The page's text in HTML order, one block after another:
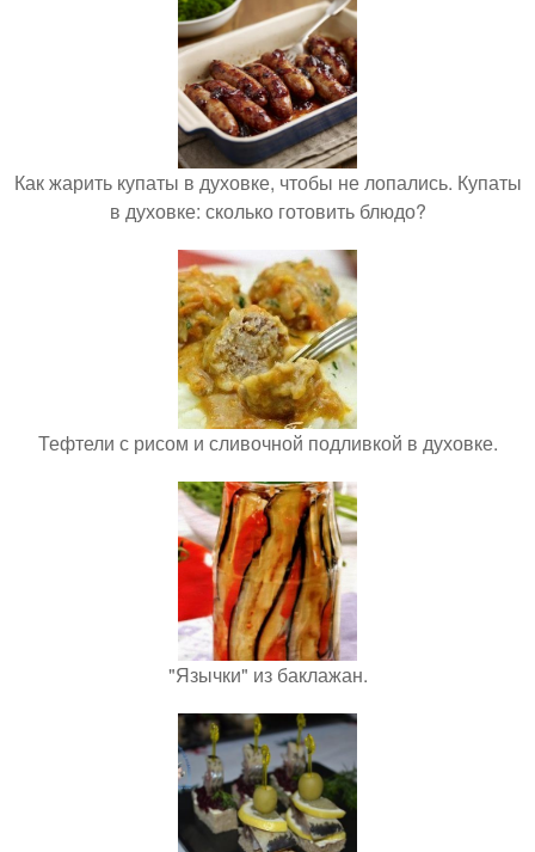
Как жарить купаты в духовке, чтобы не лопались. Купаты
в духовке: сколько готовить блюдо?
Тефтели с рисом и сливочной подливкой в духовке.
"Язычки" из баклажан.